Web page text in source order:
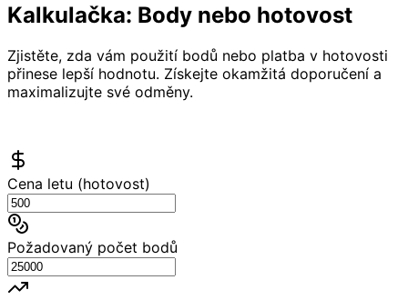
Kalkulačka: Body nebo hotovost
Zjistěte, zda vám použití bodů nebo platba v hotovosti
přinese lepší hodnotu. Získejte okamžitá doporučení a
maximalizujte své odměny.
Cena letu (hotovost)
Požadovaný počet bodů